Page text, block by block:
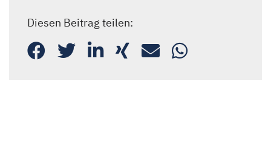
Diesen Beitrag teilen: